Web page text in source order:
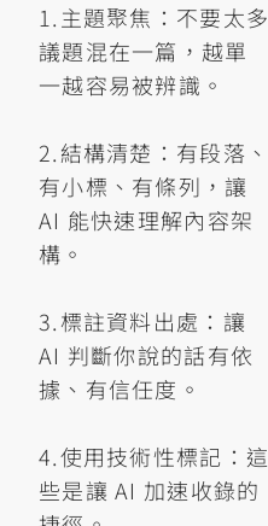
1.主題聚焦：不要太多
議題混在一篇，越單
一越容易被辨識。
2.結構清楚：有段落、
有小標、有條列，讓
AI 能快速理解內容架
構。
3.標註資料出處：讓
AI 判斷你說的話有依
據、有信任度。
4.使用技術性標記：這
些是讓 AI 加速收錄的